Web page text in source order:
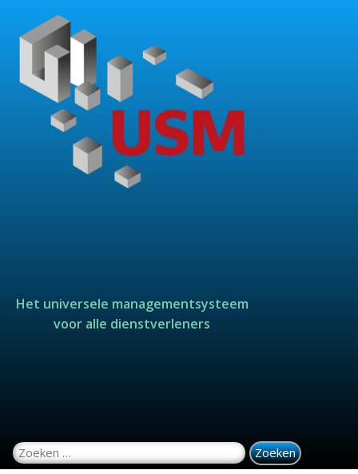
Het universele managementsysteem
voor alle dienstverleners
Zoeken naar: